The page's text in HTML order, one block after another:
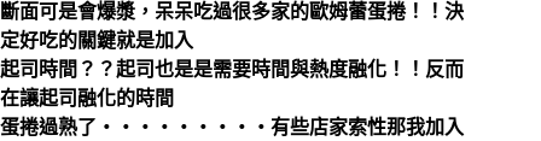
斷面可是會爆漿，呆呆吃過很多家的歐姆蕾蛋捲！！決
定好吃的關鍵就是加入
起司時間？？起司也是是需要時間與熱度融化！！反而
在讓起司融化的時間
蛋捲過熟了‧‧‧‧‧‧‧‧‧有些店家索性那我加入